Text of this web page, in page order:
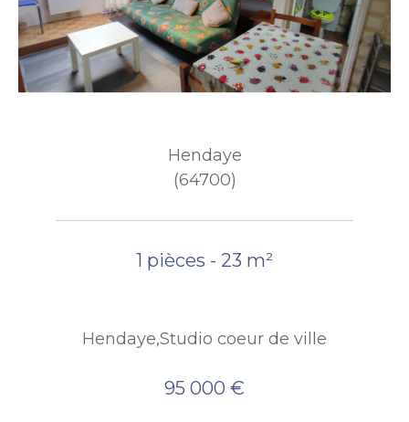
Hendaye
(64700)
1 pièces - 23 m²
Hendaye,Studio coeur de ville
95 000 €